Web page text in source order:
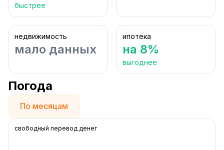
быстрее
недвижимость
мало данных
ипотека
на 8%
выгоднее
Погода
По месяцам
свободный перевод денег